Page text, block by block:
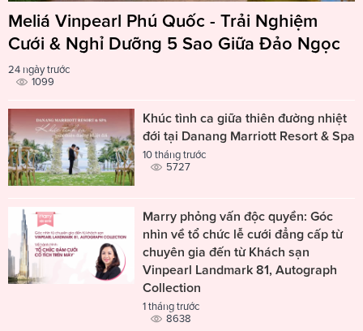
Meliá Vinpearl Phú Quốc - Trải Nghiệm
Cưới & Nghỉ Dưỡng 5 Sao Giữa Đảo Ngọc
24 ngày trước
1099
Khúc tình ca giữa thiên đường nhiệt
đới tại Danang Marriott Resort & Spa
10 tháng trước
5727
Marry phỏng vấn độc quyền: Góc
nhìn về tổ chức lễ cưới đẳng cấp từ
chuyên gia đến từ Khách sạn
Vinpearl Landmark 81, Autograph
Collection
1 tháng trước
8638